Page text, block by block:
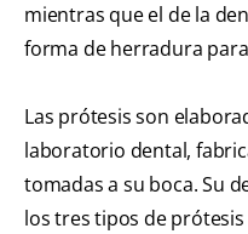
mientras que el de la
forma de herradura
Las prótesis son
laboratorio dental,
tomadas a su boca. Su
los tres tipos de